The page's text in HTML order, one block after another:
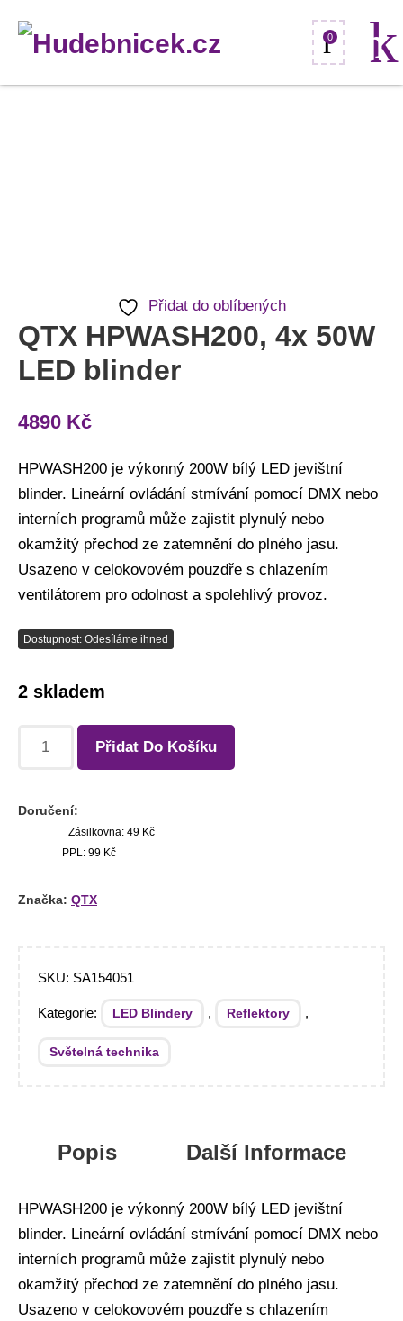
0
Přidat do oblíbených
QTX HPWASH200, 4x 50W
LED blinder
4890 Kč
HPWASH200 je výkonný 200W bílý LED jevištní
blinder. Lineární ovládání stmívání pomocí DMX nebo
interních programů může zajistit plynulý nebo
okamžitý přechod ze zatemnění do plného jasu.
Usazeno v celokovovém pouzdře s chlazením
ventilátorem pro odolnost a spolehlivý provoz.
Dostupnost: Odesíláme ihned
2 skladem
Přidat Do Košíku
Doručení:
Zásilkovna: 49 Kč
PPL: 99 Kč
Značka: QTX
SKU: SA154051
Kategorie: LED Blindery , Reflektory ,
Světelná technika
Popis Další Informace
HPWASH200 je výkonný 200W bílý LED jevištní
blinder. Lineární ovládání stmívání pomocí DMX nebo
interních programů může zajistit plynulý nebo
okamžitý přechod ze zatemnění do plného jasu.
Usazeno v celokovovém pouzdře s chlazením